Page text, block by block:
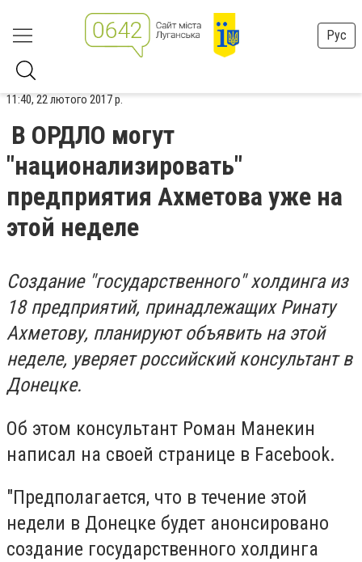
Рус
11:40, 22 лютого 2017 р.
В ОРДЛО могут
"национализировать"
предприятия Ахметова уже на
этой неделе
Создание "государственного" холдинга из
18 предприятий, принадлежащих Ринату
Ахметову, планируют объявить на этой
неделе, уверяет российский консультант в
Донецке.
Об этом консультант Роман Манекин
написал на своей странице в Facebook.
"Предполагается, что в течение этой
недели в Донецке будет анонсировано
создание государственного холдинга